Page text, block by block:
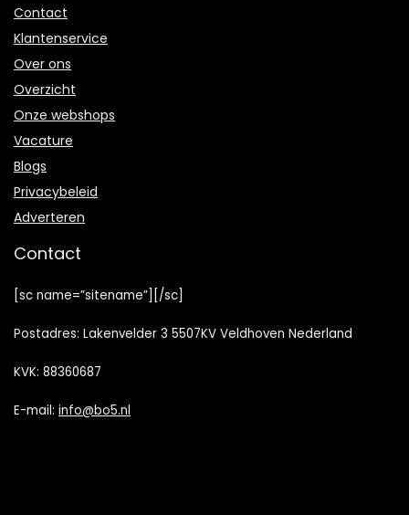
Contact
Klantenservice
Over ons
Overzicht
Onze webshops
Vacature
Blogs
Privacybeleid
Adverteren
Contact
[sc name=”sitename”][/sc]
Postadres: Lakenvelder 3 5507KV Veldhoven Nederland
KVK: 88360687
E-mail: info@bo5.nl